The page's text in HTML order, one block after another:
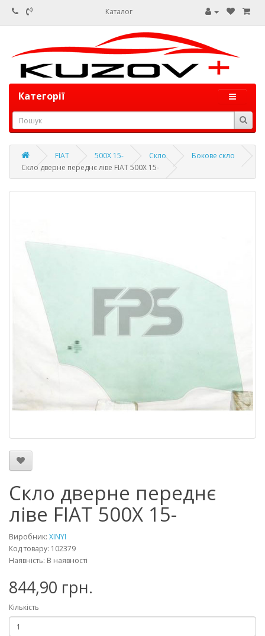
Каталог
Категорії
FIAT 500X 15- Скло
Бокове скло
Скло дверне переднє ліве FIAT 500X 15-
Скло дверне переднє
ліве FIAT 500X 15-
Виробник: XINYI
Код товару: 102379
Наявність: В наявності
844,90 грн.
Кількість